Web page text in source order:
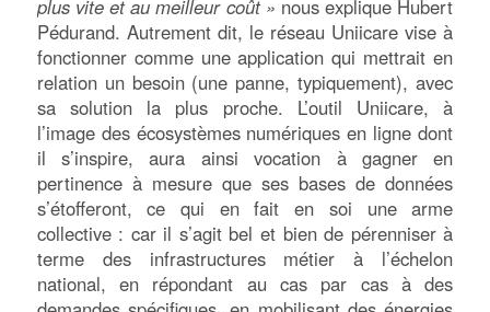
plus vite et au meilleur coût » nous explique Hubert
Pédurand. Autrement dit, le réseau Uniicare vise à
fonctionner comme une application qui mettrait en
relation un besoin (une panne, typiquement), avec
sa solution la plus proche. L’outil Uniicare, à
l’image des écosystèmes numériques en ligne dont
il s’inspire, aura ainsi vocation à gagner en
pertinence à mesure que ses bases de données
s’étofferont, ce qui en fait en soi une arme
collective : car il s’agit bel et bien de pérenniser à
terme des infrastructures métier à l’échelon
national, en répondant au cas par cas à des